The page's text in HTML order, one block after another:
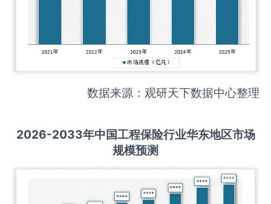
数据来源：观研天下数据中心整理
2026-2033年中国工程保险行业华东地区市场
规模预测